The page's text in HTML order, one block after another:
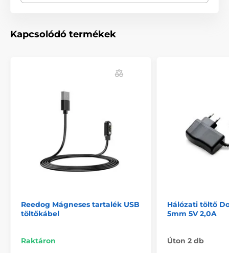
Tartozékok kiképző nyakörvek
Kapcsolódó termékek
Reedog Mágneses tartalék USB
töltőkábel
Raktáron
Hálózati töltő
5mm 5V 2,0A
Úton 2 db